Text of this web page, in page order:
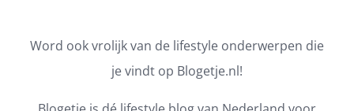
Word ook vrolijk van de lifestyle onderwerpen die
je vindt op Blogetje.nl!